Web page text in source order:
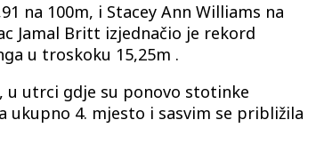
na 100m, i Stacey Ann Williams na
Jamal Britt izjednačio je rekord
u troskoku 15,25m .
u utrci gdje su ponovo stotinke
ukupno 4. mjesto i sasvim se približila